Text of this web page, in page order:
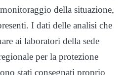
della situazione,
I dati delle analisi che
ai laboratori della sede
per la protezione
stati consegnati proprio